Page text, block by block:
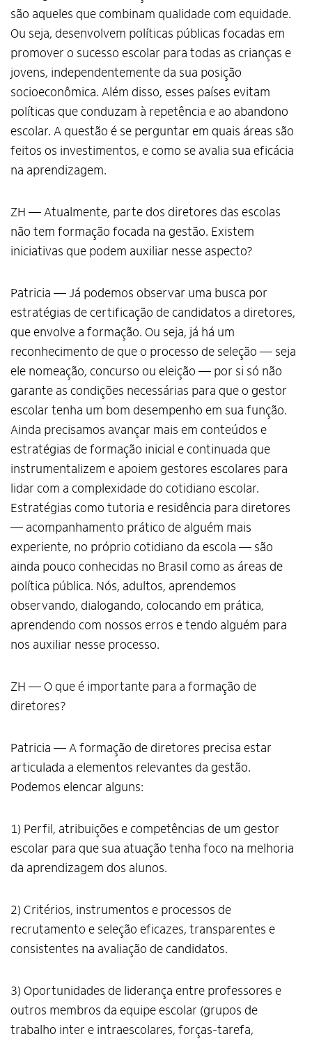
Alto Contraste
Termos de Uso e Política de Privacidade
são aqueles que combinam qualidade com equidade.
Ou seja, desenvolvem políticas públicas focadas em
promover o sucesso escolar para todas as crianças e
jovens, independentemente da sua posição
socioeconômica. Além disso, esses países evitam
políticas que conduzam à repetência e ao abandono
escolar. A questão é se perguntar em quais áreas são
feitos os investimentos, e como se avalia sua eficácia
na aprendizagem.
ZH — Atualmente, parte dos diretores das escolas
não tem formação focada na gestão. Existem
iniciativas que podem auxiliar nesse aspecto?
Patricia — Já podemos observar uma busca por
estratégias de certificação de candidatos a diretores,
que envolve a formação. Ou seja, já há um
reconhecimento de que o processo de seleção — seja
ele nomeação, concurso ou eleição — por si só não
garante as condições necessárias para que o gestor
escolar tenha um bom desempenho em sua função.
Ainda precisamos avançar mais em conteúdos e
estratégias de formação inicial e continuada que
instrumentalizem e apoiem gestores escolares para
lidar com a complexidade do cotidiano escolar.
Estratégias como tutoria e residência para diretores
— acompanhamento prático de alguém mais
experiente, no próprio cotidiano da escola — são
ainda pouco conhecidas no Brasil como as áreas de
política pública. Nós, adultos, aprendemos
observando, dialogando, colocando em prática,
aprendendo com nossos erros e tendo alguém para
nos auxiliar nesse processo.
ZH — O que é importante para a formação de
diretores?
Patricia — A formação de diretores precisa estar
articulada a elementos relevantes da gestão.
Podemos elencar alguns:
1) Perfil, atribuições e competências de um gestor
escolar para que sua atuação tenha foco na melhoria
da aprendizagem dos alunos.
2) Critérios, instrumentos e processos de
recrutamento e seleção eficazes, transparentes e
consistentes na avaliação de candidatos.
3) Oportunidades de liderança entre professores e
outros membros da equipe escolar (grupos de
trabalho inter e intraescolares, forças-tarefa,